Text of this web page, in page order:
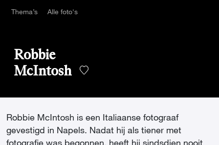
Thema’s Alle foto's
Robbie
McIntosh
Robbie McIntosh is een Italiaanse fotograaf
gevestigd in Napels. Nadat hij als tiener met